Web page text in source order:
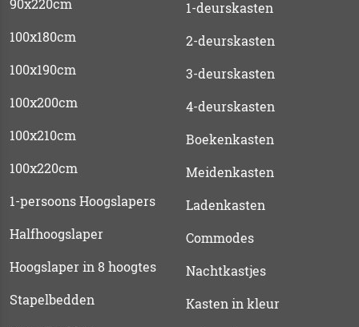
90x220cm
100x180cm
100x190cm
100x200cm
100x210cm
100x220cm
1-persoons Hoogslapers
Halfhoogslaper
Hoogslaper in 8 hoogtes
Stapelbedden
1-deurskasten
2-deurskasten
3-deurskasten
4-deurskasten
Boekenkasten
Meidenkasten
Ladenkasten
Commodes
Nachtkastjes
Kasten in kleur